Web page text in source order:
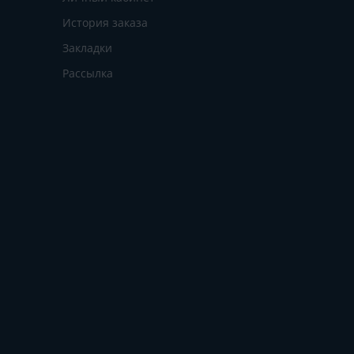
История заказа
Закладки
Рассылка